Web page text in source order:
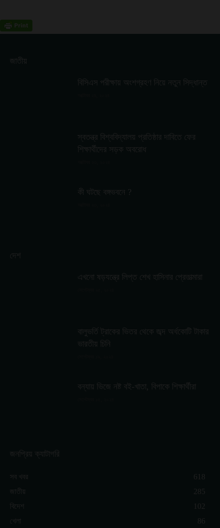
জাতীয়
বিসিএস পরীক্ষায় অংশগ্রহণ নিয়ে নতুন সিদ্ধান্ত
স্বতন্ত্র বিশ্ববিদ্যালয় প্রতিষ্ঠার দাবিতে ফের
শিক্ষার্থীদের সড়ক অবরোধ
কী ঘটছে বঙ্গভবনে ?
দেশ
এখনো ষড়যন্ত্রে লিপ্ত শেখ হাসিনার প্রেতাত্মারা
বালুভর্তি ট্রাকের ভিতর থেকে জব্দ অর্ধকোটি টাকার
ভারতীয় চিনি
বন্যায় ভিজে নষ্ট বই-খাতা, বিপাকে শিক্ষার্থীরা
জনপ্রিয় ক্যাটাগরি
সব খবর
618
জাতীয়
285
বিদেশ
102
খেলা
86